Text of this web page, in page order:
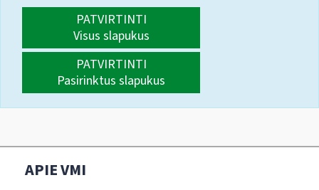
PATVIRTINTI
Visus slapukus
PATVIRTINTI
Pasirinktus slapukus
APIE VMI